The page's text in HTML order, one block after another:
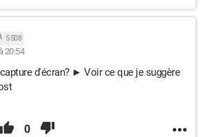
5 508
20:54
d'écran? ► Voir ce que je suggère
0